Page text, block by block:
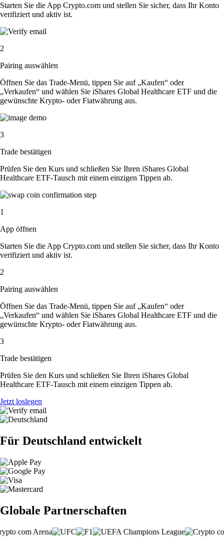
Starten Sie die App Crypto.com und stellen Sie sicher, dass Ihr Konto
verifiziert und aktiv ist.
2
Pairing auswählen
Öffnen Sie das Trade-Menü, tippen Sie auf „Kaufen“ oder
„Verkaufen“ und wählen Sie iShares Global Healthcare ETF und die
gewünschte Krypto- oder Fiatwährung aus.
3
Trade bestätigen
Prüfen Sie den Kurs und schließen Sie Ihren iShares Global
Healthcare ETF-Tausch mit einem einzigen Tippen ab.
1
App öffnen
Starten Sie die App Crypto.com und stellen Sie sicher, dass Ihr Konto
verifiziert und aktiv ist.
2
Pairing auswählen
Öffnen Sie das Trade-Menü, tippen Sie auf „Kaufen“ oder
„Verkaufen“ und wählen Sie iShares Global Healthcare ETF und die
gewünschte Krypto- oder Fiatwährung aus.
3
Trade bestätigen
Prüfen Sie den Kurs und schließen Sie Ihren iShares Global
Healthcare ETF-Tausch mit einem einzigen Tippen ab.
Jetzt loslegen
Für Deutschland entwickelt
Globale Partnerschaften